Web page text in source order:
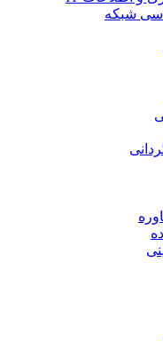
شبکه